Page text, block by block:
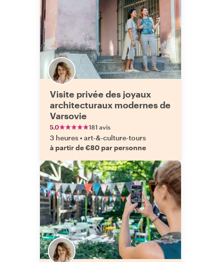
Visite privée des joyaux
architecturaux modernes de
Varsovie
5.0 181 avis
3 heures•art-&-culture-tours
à partir de €80 par personne